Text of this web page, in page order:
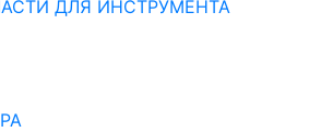
ДЛЯ ИНСТРУМЕНТА